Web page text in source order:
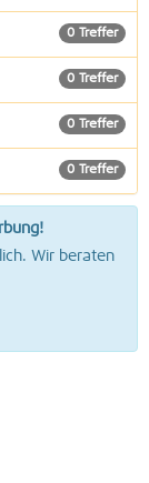
0 Treffer
0 Treffer
0 Treffer
0 Treffer
Wir beraten